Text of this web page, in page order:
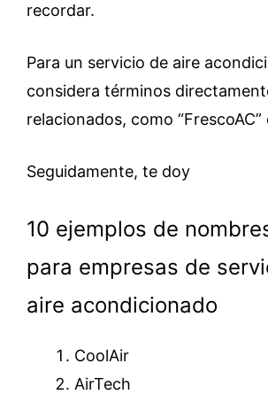
recordar.
Para un servicio de aire
considera términos
relacionados, como “FrescoAC”
Seguidamente, te doy
10 ejemplos de
para empresas de
aire acondicionado
CoolAir
AirTech